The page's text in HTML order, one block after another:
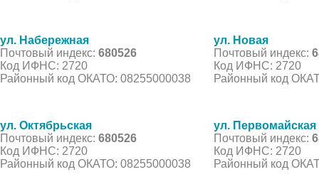
ул. Набережная
Почтовый индекс: 680526
Код ИФНС: 2720
Районный код ОКАТО: 08255000038
ул. Новая
Почтовый индекс:
Код ИФНС: 2720
Районный код
ул. Октябрьская
Почтовый индекс: 680526
Код ИФНС: 2720
Районный код ОКАТО: 08255000038
ул. Первомайская
Почтовый индекс:
Код ИФНС: 2720
Районный код